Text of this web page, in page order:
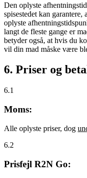
Den oplyste
spisestedet kan
oplyste
langt de fleste gange er
betyder også, at hvis du
vil din mad måske være
6. Priser og
6.1
Moms:
Alle oplyste priser, dog
6.2
Prisfejl R2N Go: